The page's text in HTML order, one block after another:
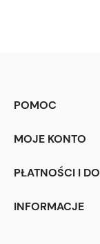
POMOC
MOJE KONTO
PŁATNOŚCI I
INFORMACJE